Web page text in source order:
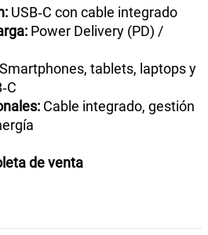
USB‑C con cable integrado
Power Delivery (PD) /
Smartphones, tablets, laptops y
Cable integrado, gestión
de venta